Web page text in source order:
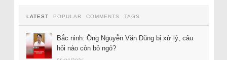
LATEST POPULAR COMMENTS TAGS
Bắc ninh: Ông Nguyễn Văn Dũng bị xử lý, câu
hỏi nào còn bỏ ngỏ?